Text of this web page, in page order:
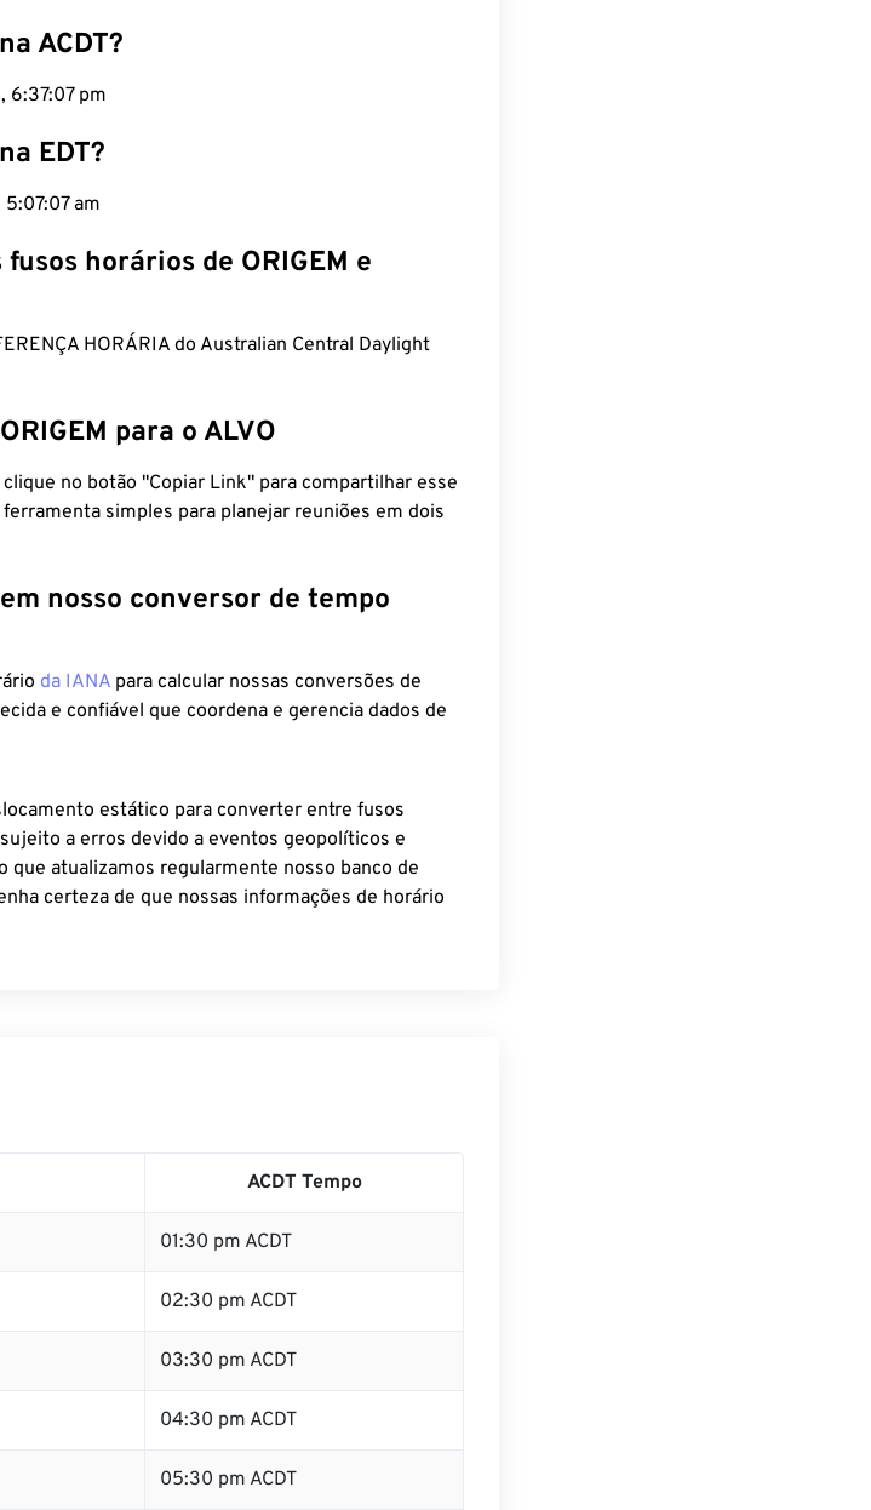
ACDT?
6:37:08 pm
EDT?
am
horários de ORIGEM e
HORÁRIA do Australian Central Daylight
para o ALVO
no botão "Copiar Link" para compartilhar esse
simples para planejar reuniões em dois
nosso conversor de tempo
da IANA para calcular nossas conversões de
e confiável que coordena e gerencia dados de
estático para converter entre fusos
a erros devido a eventos geopolíticos e
que atualizamos regularmente nosso banco de
certeza de que nossas informações de horário
ACDT Tempo
01:30 pm ACDT
02:30 pm ACDT
03:30 pm ACDT
04:30 pm ACDT
05:30 pm ACDT